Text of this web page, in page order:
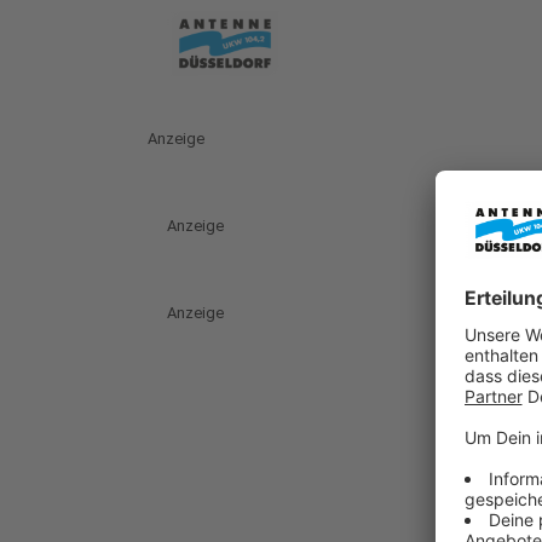
Anzeige
Anzeige
Anzeige